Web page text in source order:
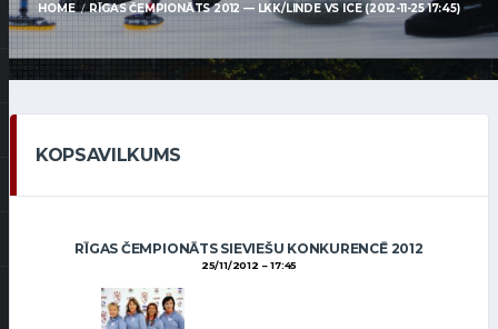
HOME RĪGAS ČEMPIONĀTS 2012 — LKK/LINDE VS ICE (2012-11-25 17:45)
KOPSAVILKUMS
RĪGAS ČEMPIONĀTS SIEVIEŠU KONKURENCĒ 2012
25/11/2012 17:45